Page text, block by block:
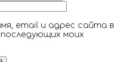
email и адрес сайта в
моих